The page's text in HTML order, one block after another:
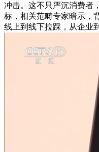
冲击。这不只严沉消费者
标，相关范畴专家暗示，
线上到线下拉踩，从企业